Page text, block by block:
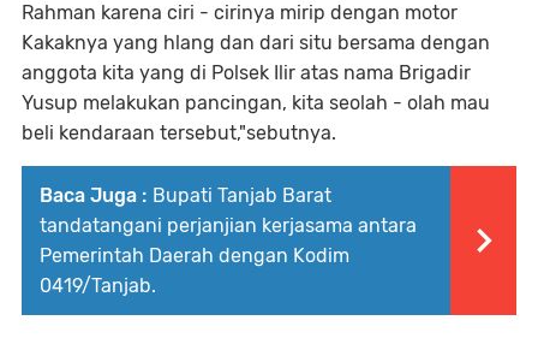
Rahman karena ciri - cirinya mirip dengan motor
Kakaknya yang hlang dan dari situ bersama dengan
anggota kita yang di Polsek Ilir atas nama Brigadir
Yusup melakukan pancingan, kita seolah - olah mau
beli kendaraan tersebut,"sebutnya.
Baca Juga : Bupati Tanjab Barat
tandatangani perjanjian kerjasama antara
Pemerintah Daerah dengan Kodim
0419/Tanjab.